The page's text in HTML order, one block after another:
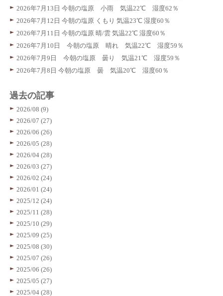
2026年7月13日 今朝の塩原 小雨 気温22℃ 湿度62％
2026年7月12日 今朝の塩原 くもり 気温23℃ 湿度60％
2026年7月11日 今朝の塩原 晴/雲 気温22℃ 湿度60％
2026年7月10日 今朝の塩原 晴れ 気温22℃ 湿度59％
2026年7月9日 今朝の塩原 曇り 気温21℃ 湿度59％
2026年7月8日 今朝の塩原 曇 気温20℃ 湿度60％
過去の記事
2026/08 (9)
2026/07 (27)
2026/06 (26)
2026/05 (28)
2026/04 (28)
2026/03 (27)
2026/02 (24)
2026/01 (24)
2025/12 (24)
2025/11 (28)
2025/10 (29)
2025/09 (25)
2025/08 (30)
2025/07 (26)
2025/06 (26)
2025/05 (27)
2025/04 (28)